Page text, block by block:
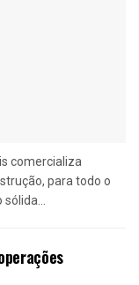
comercializa
para todo o